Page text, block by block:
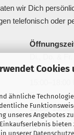
Cookies
ähnliche
unseres Angebotes
bieten
unserer
wir Dich
telefonisch oder
10:00–13:00
Sa.
10:00–13:00